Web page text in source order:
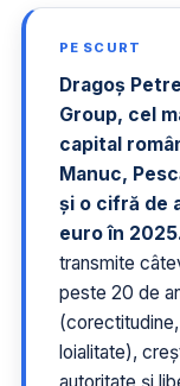
PE SCURT
Dragoș
Group, cel
capital
Manuc,
și o cifră de
euro în
transmite
peste 20 de
loialitate),